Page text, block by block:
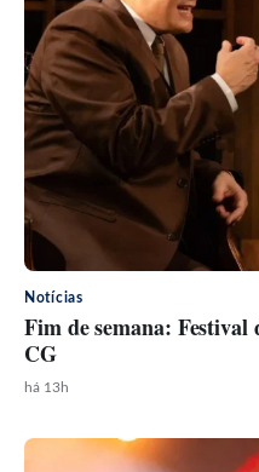
Notícias
Fim de semana: Festival
CG
há 13h